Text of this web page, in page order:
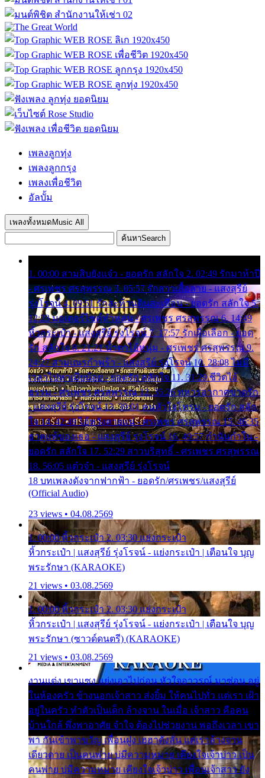
เพลงลูกทุ่ง
เพลงลูกกรุง
เพลงเพื่อชีวิต
อัลบั้ม
เพลงทั้งหมด Music All
ค้นหาSearch
1. 00:00 สามสิบยังแจ๋ว - ยอดรัก สลักใจ 2. 02:49 รักมาห้าปี
- ศรเพชร ศรสุพรรณ 3. 05:57 รักสาวเสื้อลาย - แสงสุรีย์
รุ่งโรจน์ 4. 09:51 รักสะท้านดินสะเทือน - ยอดรัก สลักใจ 5.
12:23 มอเตอร์ไซค์ทำหล่น - ศรเพชร ศรสุพรรณ 6. 14:49
หิ้วกระเป๋า - แสงสุรีย์ รุ่งโรจน์ 7. 17:57 รักเผื่อเลือก - ยอด
รัก สลักใจ 8. 21:21 น้ำตาไอ้หนุ่ม - ศรเพชร ศรสุพรรณ 9.
24:27 สามเณรกำพร้า - แสงสุรีย์ รุ่งโรจน์ 10. 28:08 ไม่มี
เวลาไปหาเมียน้อย - ยอดรัก สลักใจ 11. 31:29 ชีวิตไอ้
ธรรม - ศรเพชร ศรสุพรรณ 12. 35:26 ทหารอากาศขาดรัก
- แสงสุรีย์ รุ่งโรจน์ 13. 39:01 คนหัวใจโทรม - ยอดรัก สลัก
ใจ 14. 42:49 ไอ้หวังตายแน่ - ศรเพชร ศรสุพรรณ 15. 46:35
ธาตุแท้ของเธอ - แสงสุรีย์ รุ่งโรจน์ 16. 49:57 กำนันกำใน -
ยอดรัก สลักใจ 17. 52:29 สาวบริสุทธิ์ - ศรเพชร ศรสุพรรณ
18. 56:05 แต๋วจ๋า - แสงสุรีย์ รุ่งโรจน์
18 บทเพลงดังจากฟากฟ้า - ยอดรัก/ศรเพชร/แสงสุรีย์
(Official Audio)
23 views • 04.08.2569
1. 00:00 หิ้วกระเป๋า 2. 03:30 แย่งกระเป๋า
หิ้วกระเป๋า | แสงสุรีย์ รุ่งโรจน์ - แย่งกระเป๋า | เตือนใจ บุญ
พระรักษา (KARAOKE)
21 views • 03.08.2569
1. 00:00 หิ้วกระเป๋า 2. 03:30 แย่งกระเป๋า
หิ้วกระเป๋า | แสงสุรีย์ รุ่งโรจน์ - แย่งกระเป๋า | เตือนใจ บุญ
พระรักษา (ซาวด์ดนตรี) (KARAOKE)
21 views • 03.08.2569
งานแต่ง เขาแซง แย่งเอาไปก่อน หัวใจอาวรณ์ มาซ่อน อยู่
ในห้องครัว ข้างนอกเจ้าสาว ส่งยิ้ม ให้คนไปทั่ว แต่เรา เฝ้า
อยู่ในครัว ทำตัวเป็นเด็ก ล้างจาน ในเมื่อ เจ้าสาว คือคน
บ้านใกล้ พึ่งพาอาศัย จำใจ ต้องไปช่วยงาน พอถึงเวลา เขา
พา กันเข้าพาขวัญ เพื่อนฝูง เฮฮาดังลั่น แต่เราล้างจาน
เดียวดาย เป็นคนพ่าย บ่มีความหมาย เคียงใจเจ้าบ่าว เป็น
คนพ่าย บ่มีความหมาย เคียงใจเจ้าบ่าว เพื่อนเจ้าสาว ยัง